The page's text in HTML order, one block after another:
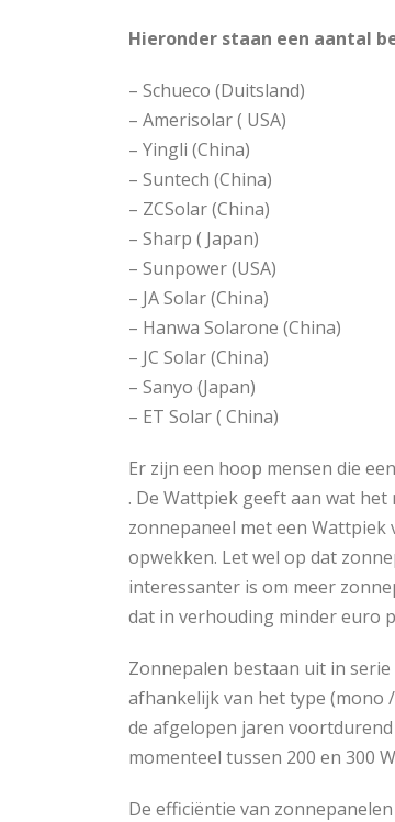
Hieronder staan een aantal
– Schueco (Duitsland)
– Amerisolar ( USA)
– Yingli (China)
– Suntech (China)
– ZCSolar (China)
– Sharp ( Japan)
– Sunpower (USA)
– JA Solar (China)
– Hanwa Solarone (China)
– JC Solar (China)
– Sanyo (Japan)
– ET Solar ( China)
Er zijn een hoop mensen die
. De Wattpiek geeft aan wat
zonnepaneel met een Wattpiek
opwekken. Let wel op dat
interessanter is om meer
dat in verhouding minder euro
Zonnepalen bestaan uit in
afhankelijk van het type (mono
de afgelopen jaren
momenteel tussen 200 en 300
De efficiëntie van